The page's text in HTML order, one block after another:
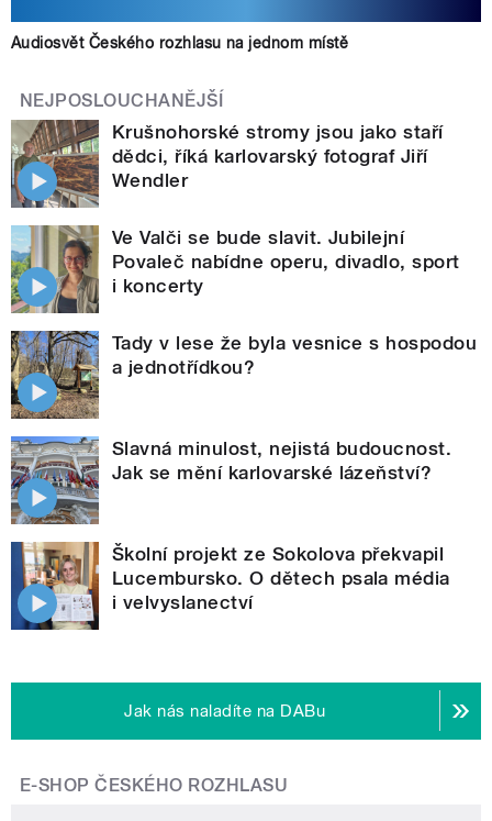
Audiosvět Českého rozhlasu na jednom místě
NEJPOSLOUCHANĚJŠÍ
Krušnohorské stromy jsou jako staří
dědci, říká karlovarský fotograf Jiří
Wendler
Ve Valči se bude slavit. Jubilejní
Povaleč nabídne operu, divadlo, sport
i koncerty
Tady v lese že byla vesnice s hospodou
a jednotřídkou?
Slavná minulost, nejistá budoucnost.
Jak se mění karlovarské lázeňství?
Školní projekt ze Sokolova překvapil
Lucembursko. O dětech psala média
i velvyslanectví
Jak nás naladíte na DABu
E-SHOP ČESKÉHO ROZHLASU